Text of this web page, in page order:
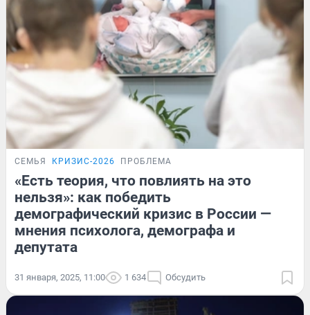
СЕМЬЯ КРИЗИС-2026 ПРОБЛЕМА
«Есть теория, что повлиять на это
нельзя»: как победить
демографический кризис в России —
мнения психолога, демографа и
депутата
31 января, 2025, 11:00 1 634 Обсудить